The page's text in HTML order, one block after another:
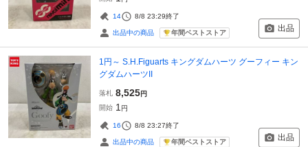
14 8/8 23:29終了
出品中の商品 年間ベストストア 出品
1円～ S.H.Figuarts キングダムハーツ グーフィー キン
グダムハーツII
落札 8,525円
開始 1 円
16 8/8 23:27終了
出品中の商品 年間ベストストア 出品